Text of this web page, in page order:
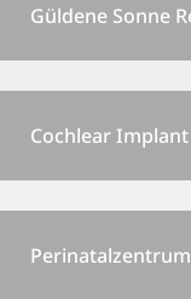
Güldene Sonne
Cochlear